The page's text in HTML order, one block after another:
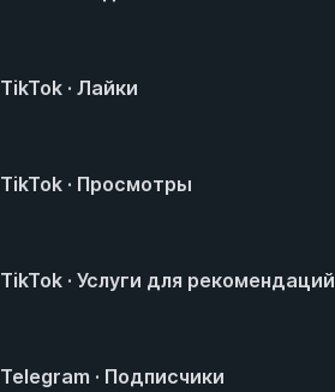
TikTok · Лайки
TikTok · Просмотры
TikTok · Услуги для рекомендаций
Telegram · Подписчики